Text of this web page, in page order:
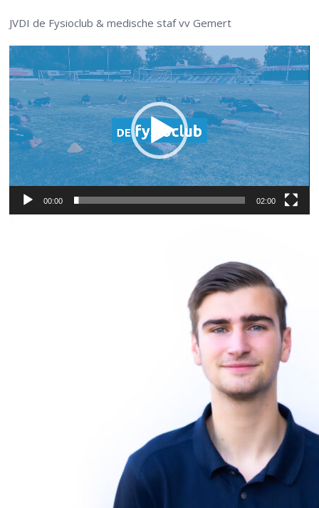
JVDI de Fysioclub & medische staf vv Gemert
Videospeler
00:00 02:00